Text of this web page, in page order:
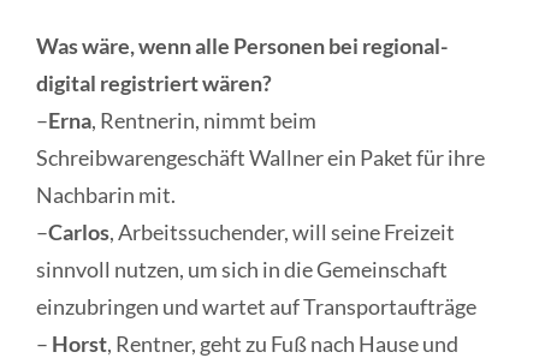
Was wäre, wenn alle Personen bei regional-
digital registriert wären?
–Erna, Rentnerin, nimmt beim
Schreibwarengeschäft Wallner ein Paket für ihre
Nachbarin mit.
–Carlos, Arbeitssuchender, will seine Freizeit
sinnvoll nutzen, um sich in die Gemeinschaft
einzubringen und wartet auf Transportaufträge
– Horst, Rentner, geht zu Fuß nach Hause und